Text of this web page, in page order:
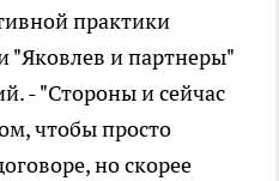
практики
"Яковлев и партнеры"
- "Стороны и сейчас
чтобы просто
но скорее